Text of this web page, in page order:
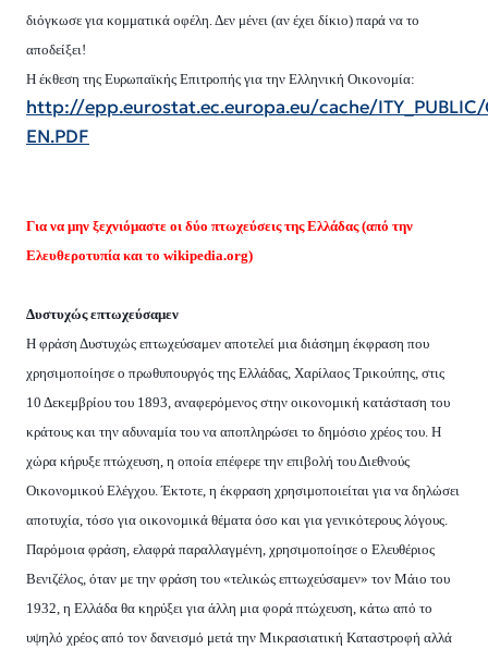
διόγκωσε για κομματικά οφέλη. Δεν μένει (αν έχει δίκιο) παρά να το
αποδείξει!
Η έκθεση της Ευρωπαϊκής Επιτροπής για την Ελληνική Οικονομία:
http://epp.eurostat.ec.europa.eu/cache/ITY_PUBLIC/
EN.PDF
Για να μην ξεχνιόμαστε οι δύο πτωχεύσεις της Ελλάδας (από την
Ελευθεροτυπία και το wikipedia.org)
Δυστυχώς επτωχεύσαμεν
Η φράση Δυστυχώς επτωχεύσαμεν αποτελεί μια διάσημη έκφραση που
χρησιμοποίησε ο πρωθυπουργός της Ελλάδας, Χαρίλαος Τρικούπης, στις
10 Δεκεμβρίου του 1893, αναφερόμενος στην οικονομική κατάσταση του
κράτους και την αδυναμία του να αποπληρώσει το δημόσιο χρέος του. Η
χώρα κήρυξε πτώχευση, η οποία επέφερε την επιβολή του Διεθνούς
Οικονομικού Ελέγχου. Έκτοτε, η έκφραση χρησιμοποιείται για να δηλώσει
αποτυχία, τόσο για οικονομικά θέματα όσο και για γενικότερους λόγους.
Παρόμοια φράση, ελαφρά παραλλαγμένη, χρησιμοποίησε ο Ελευθέριος
Βενιζέλος, όταν με την φράση του «τελικώς επτωχεύσαμεν» τον Μάιο του
1932, η Ελλάδα θα κηρύξει για άλλη μια φορά πτώχευση, κάτω από το
υψηλό χρέος από τον δανεισμό μετά την Μικρασιατική Καταστροφή αλλά